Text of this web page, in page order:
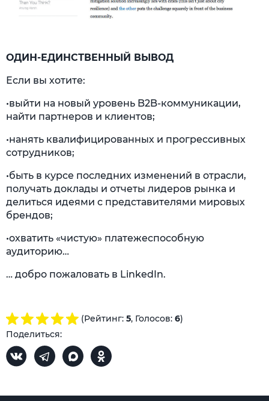
ОДИН-ЕДИНСТВЕННЫЙ ВЫВОД
Если вы хотите:
•выйти на новый уровень B2B-коммуникации,
найти партнеров и клиентов;
•нанять квалифицированных и прогрессивных
сотрудников;
•быть в курсе последних изменений в отрасли,
получать доклады и отчеты лидеров рынка и
делиться идеями с представителями мировых
брендов;
•охватить «чистую» платежеспособную
аудиторию…
… добро пожаловать в LinkedIn.
(Рейтинг: 5, Голосов: 6)
Поделиться: